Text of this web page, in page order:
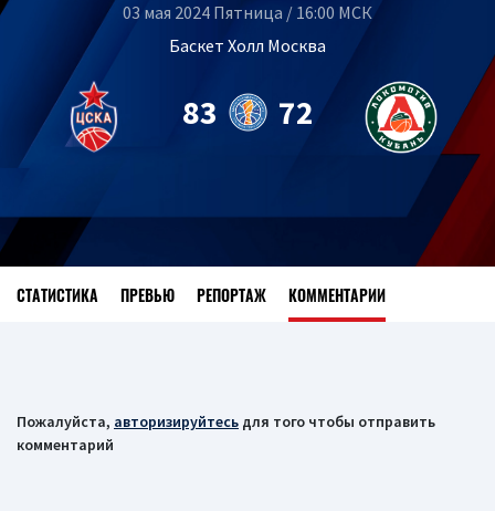
03 мая 2024 Пятница / 16:00 МСК
Баскет Холл Москва
83 72
СТАТИСТИКА ПРЕВЬЮ РЕПОРТАЖ КОММЕНТАРИИ
Пожалуйста, авторизируйтесь для того чтобы отправить
комментарий